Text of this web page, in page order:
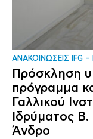
ΑΝΑΚΟΙΝΩΣΕΙΣ IFG
Πρόσκληση
πρόγραμμα
Γαλλικού
Ιδρύματος
Άνδρο